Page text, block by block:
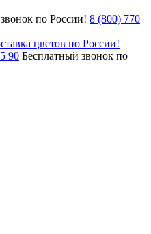
по России! 8 (800) 770
цветов по России!
90 Бесплатный звонок по